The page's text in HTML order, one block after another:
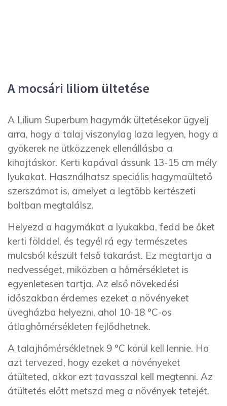
A mocsári liliom ültetése
A Lilium Superbum hagymák ültetésekor ügyelj
arra, hogy a talaj viszonylag laza legyen, hogy a
gyökerek ne ütközzenek ellenállásba a
kihajtáskor. Kerti kapával ássunk 13-15 cm mély
lyukakat. Használhatsz speciális hagymaültető
szerszámot is, amelyet a legtöbb kertészeti
boltban megtalálsz.
Helyezd a hagymákat a lyukakba, fedd be őket
kerti földdel, és tegyél rá egy természetes
mulcsból készült felső takarást. Ez megtartja a
nedvességet, miközben a hőmérsékletet is
egyenletesen tartja. Az első növekedési
időszakban érdemes ezeket a növényeket
üvegházba helyezni, ahol 10-18 °C-os
átlaghőmérsékleten fejlődhetnek.
A talajhőmérsékletnek 9 °C körül kell lennie. Ha
azt tervezed, hogy ezeket a növényeket
átülteted, akkor ezt tavasszal kell megtenni. Az
átültetés előtt metszd meg a növények tetejét.